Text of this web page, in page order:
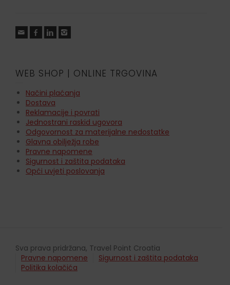
WEB SHOP | ONLINE TRGOVINA
Načini plaćanja
Dostava
Reklamacije i povrati
Jednostrani raskid ugovora
Odgovornost za materijalne nedostatke
Glavna obilježja robe
Pravne napomene
Sigurnost i zaštita podataka
Opći uvjeti poslovanja
Sva prava pridržana, Travel Point Croatia
Pravne napomene
Sigurnost i zaštita podataka
Politika kolačića